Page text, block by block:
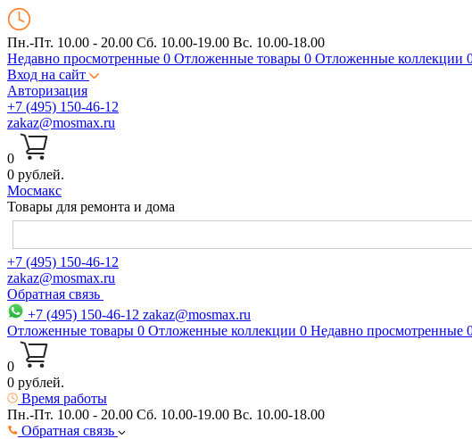
Пн.-Пт. 10.00 - 20.00 Сб. 10.00-19.00 Вс. 10.00-18.00
Недавно просмотренные 0 Отложенные товары 0 Отложенные коллекции
Вход на сайт
Авторизация
+7 (495) 150-46-12
zakaz@mosmax.ru
0
0 рублей.
Мосмакс
Товары для ремонта и дома
+7 (495) 150-46-12
zakaz@mosmax.ru
Обратная связь
+7 (495) 150-46-12 zakaz@mosmax.ru
Отложенные товары 0 Отложенные коллекции 0 Недавно просмотренные
0
0 рублей.
Время работы
Пн.-Пт. 10.00 - 20.00 Сб. 10.00-19.00 Вс. 10.00-18.00
Обратная связь